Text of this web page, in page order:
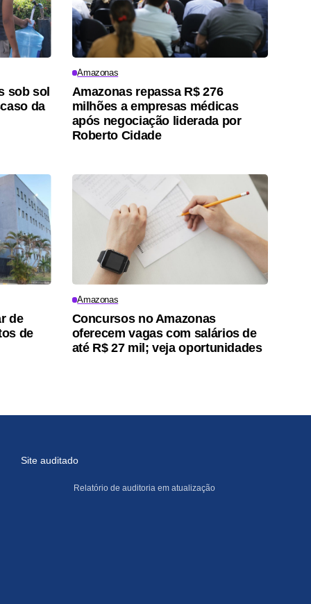
sob sol
da
Amazonas
Amazonas repassa R$ 276
milhões a empresas médicas
após negociação liderada por
Roberto Cidade
de
de
Amazonas
Concursos no Amazonas
oferecem vagas com salários de
até R$ 27 mil; veja oportunidades
Site auditado
Relatório de auditoria em atualização